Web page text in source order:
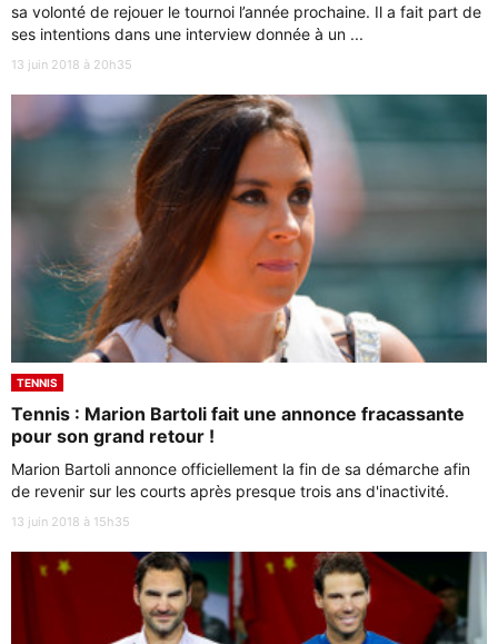
sa volonté de rejouer le tournoi l’année prochaine. Il a fait part de
ses intentions dans une interview donnée à un ...
13 juin 2018 à 20h35
TENNIS
Tennis : Marion Bartoli fait une annonce fracassante
pour son grand retour !
Marion Bartoli annonce officiellement la fin de sa démarche afin
de revenir sur les courts après presque trois ans d'inactivité.
13 juin 2018 à 15h35